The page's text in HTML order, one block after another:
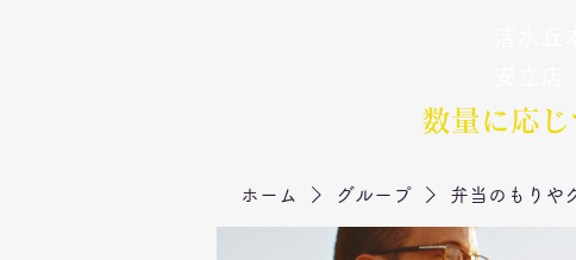
数量に応
ホーム グループ 弁当のもりや